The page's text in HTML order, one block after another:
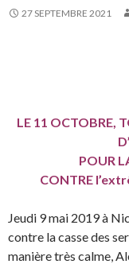
27 SEPTEMBRE 2021
LE 11 OCTOBRE,
POUR
CONTRE
Jeudi 9 mai 2019 à
contre la casse des
manière très calme,